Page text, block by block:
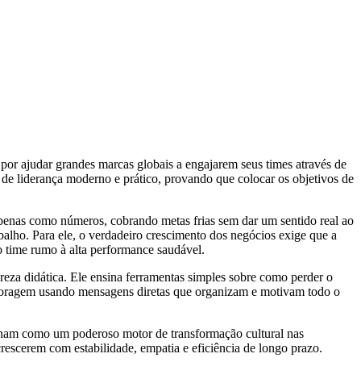
ajudar grandes marcas globais a engajarem seus times através de
liderança moderno e prático, provando que colocar os objetivos de
como números, cobrando metas frias sem dar um sentido real ao
Para ele, o verdadeiro crescimento dos negócios exige que a
rumo à alta performance saudável.
didática. Ele ensina ferramentas simples sobre como perder o
usando mensagens diretas que organizam e motivam todo o
como um poderoso motor de transformação cultural nas
com estabilidade, empatia e eficiência de longo prazo.